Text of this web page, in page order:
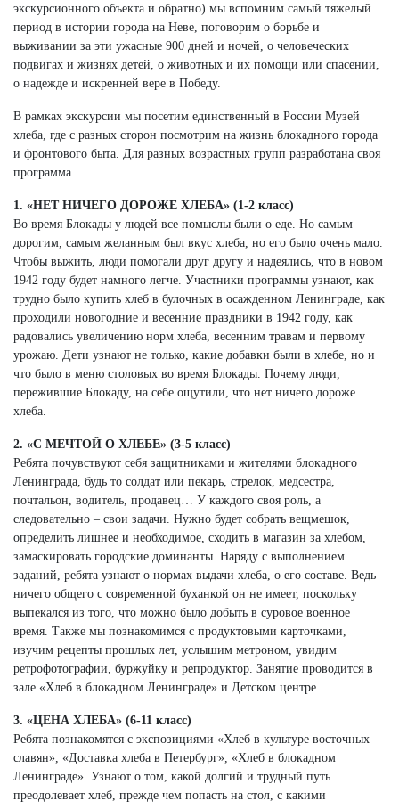
экскурсионного объекта и обратно) мы вспомним самый тяжелый
период в истории города на Неве, поговорим о борьбе и
выживании за эти ужасные 900 дней и ночей, о человеческих
подвигах и жизнях детей, о животных и их помощи или спасении,
о надежде и искренней вере в Победу.
В рамках экскурсии мы посетим единственный в России Музей
хлеба, где с разных сторон посмотрим на жизнь блокадного города
и фронтового быта. Для разных возрастных групп разработана своя
программа.
1. «НЕТ НИЧЕГО ДОРОЖЕ ХЛЕБА» (1-2 класс)
Во время Блокады у людей все помыслы были о еде. Но самым
дорогим, самым желанным был вкус хлеба, но его было очень мало.
Чтобы выжить, люди помогали друг другу и надеялись, что в новом
1942 году будет намного легче. Участники программы узнают, как
трудно было купить хлеб в булочных в осажденном Ленинграде, как
проходили новогодние и весенние праздники в 1942 году, как
радовались увеличению норм хлеба, весенним травам и первому
урожаю. Дети узнают не только, какие добавки были в хлебе, но и
что было в меню столовых во время Блокады. Почему люди,
пережившие Блокаду, на себе ощутили, что нет ничего дороже
хлеба.
2. «С МЕЧТОЙ О ХЛЕБЕ» (3-5 класс)
Ребята почувствуют себя защитниками и жителями блокадного
Ленинграда, будь то солдат или пекарь, стрелок, медсестра,
почтальон, водитель, продавец… У каждого своя роль, а
следовательно – свои задачи. Нужно будет собрать вещмешок,
определить лишнее и необходимое, сходить в магазин за хлебом,
замаскировать городские доминанты. Наряду с выполнением
заданий, ребята узнают о нормах выдачи хлеба, о его составе. Ведь
ничего общего с современной буханкой он не имеет, поскольку
выпекался из того, что можно было добыть в суровое военное
время. Также мы познакомимся с продуктовыми карточками,
изучим рецепты прошлых лет, услышим метроном, увидим
ретрофотографии, буржуйку и репродуктор. Занятие проводится в
зале «Хлеб в блокадном Ленинграде» и Детском центре.
3. «ЦЕНА ХЛЕБА» (6-11 класс)
Ребята познакомятся с экспозициями «Хлеб в культуре восточных
славян», «Доставка хлеба в Петербург», «Хлеб в блокадном
Ленинграде». Узнают о том, какой долгий и трудный путь
преодолевает хлеб, прежде чем попасть на стол, с какими